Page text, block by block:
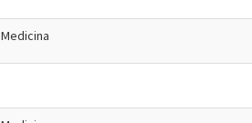
Medicina